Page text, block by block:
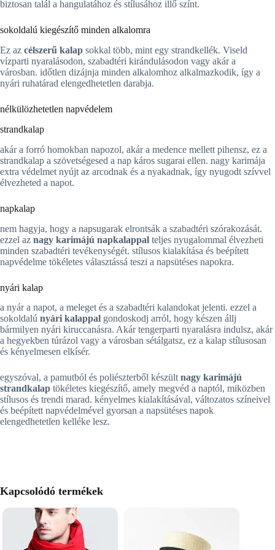
biztosan talál a hangulatához és stílusához illő színt.
sokoldalú kiegészítő minden alkalomra
Ez az célszerű kalap sokkal több, mint egy strandkellék. Viseld
vízparti nyaralásodon, szabadtéri kirándulásodon vagy akár a
városban. időtlen dizájnja minden alkalomhoz alkalmazkodik, így a
nyári ruhatárad elengedhetetlen darabja.
nélkülözhetetlen napvédelem
strandkalap
akár a forró homokban napozol, akár a medence mellett pihensz, ez a
strandkalap a szövetségesed a nap káros sugarai ellen. nagy karimája
extra védelmet nyújt az arcodnak és a nyakadnak, így nyugodt szívvel
élvezheted a napot.
napkalap
nem hagyja, hogy a napsugarak elrontsák a szabadtéri szórakozását.
ezzel az nagy karimájú napkalappal teljes nyugalommal élvezheti
minden szabadtéri tevékenységét. stílusos kialakítása és beépített
napvédelme tökéletes választássá teszi a napsütéses napokra.
nyári kalap
a nyár a napot, a meleget és a szabadtéri kalandokat jelenti. ezzel a
sokoldalú nyári kalappal gondoskodj arról, hogy készen állj
bármilyen nyári kiruccanásra. Akár tengerparti nyaralásra indulsz, akár
a hegyekben túrázol vagy a városban sétálgatsz, ez a kalap stílusosan
és kényelmesen elkísér.
egyszóval, a pamutból és poliészterből készült nagy karimájú
strandkalap tökéletes kiegészítő, amely megvéd a naptól, miközben
stílusos és trendi marad. kényelmes kialakításával, változatos színeivel
és beépített napvédelmével gyorsan a napsütéses napok
elengedhetetlen kelléke lesz.
Kapcsolódó termékek